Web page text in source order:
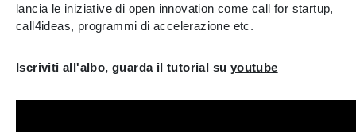
lancia le iniziative di open innovation come call for startup,
call4ideas, programmi di accelerazione etc.
Iscriviti all'albo, guarda il tutorial su youtube